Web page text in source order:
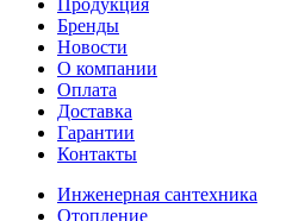
Продукция
Бренды
Новости
О компании
Оплата
Доставка
Гарантии
Контакты
Инженерная сантехника
Отопление